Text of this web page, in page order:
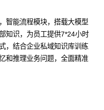
智能流程模块，搭载大模型
知识，为员工提供7*24小时
，结合企业私域知识库训练
和推理业务问题，全面精准